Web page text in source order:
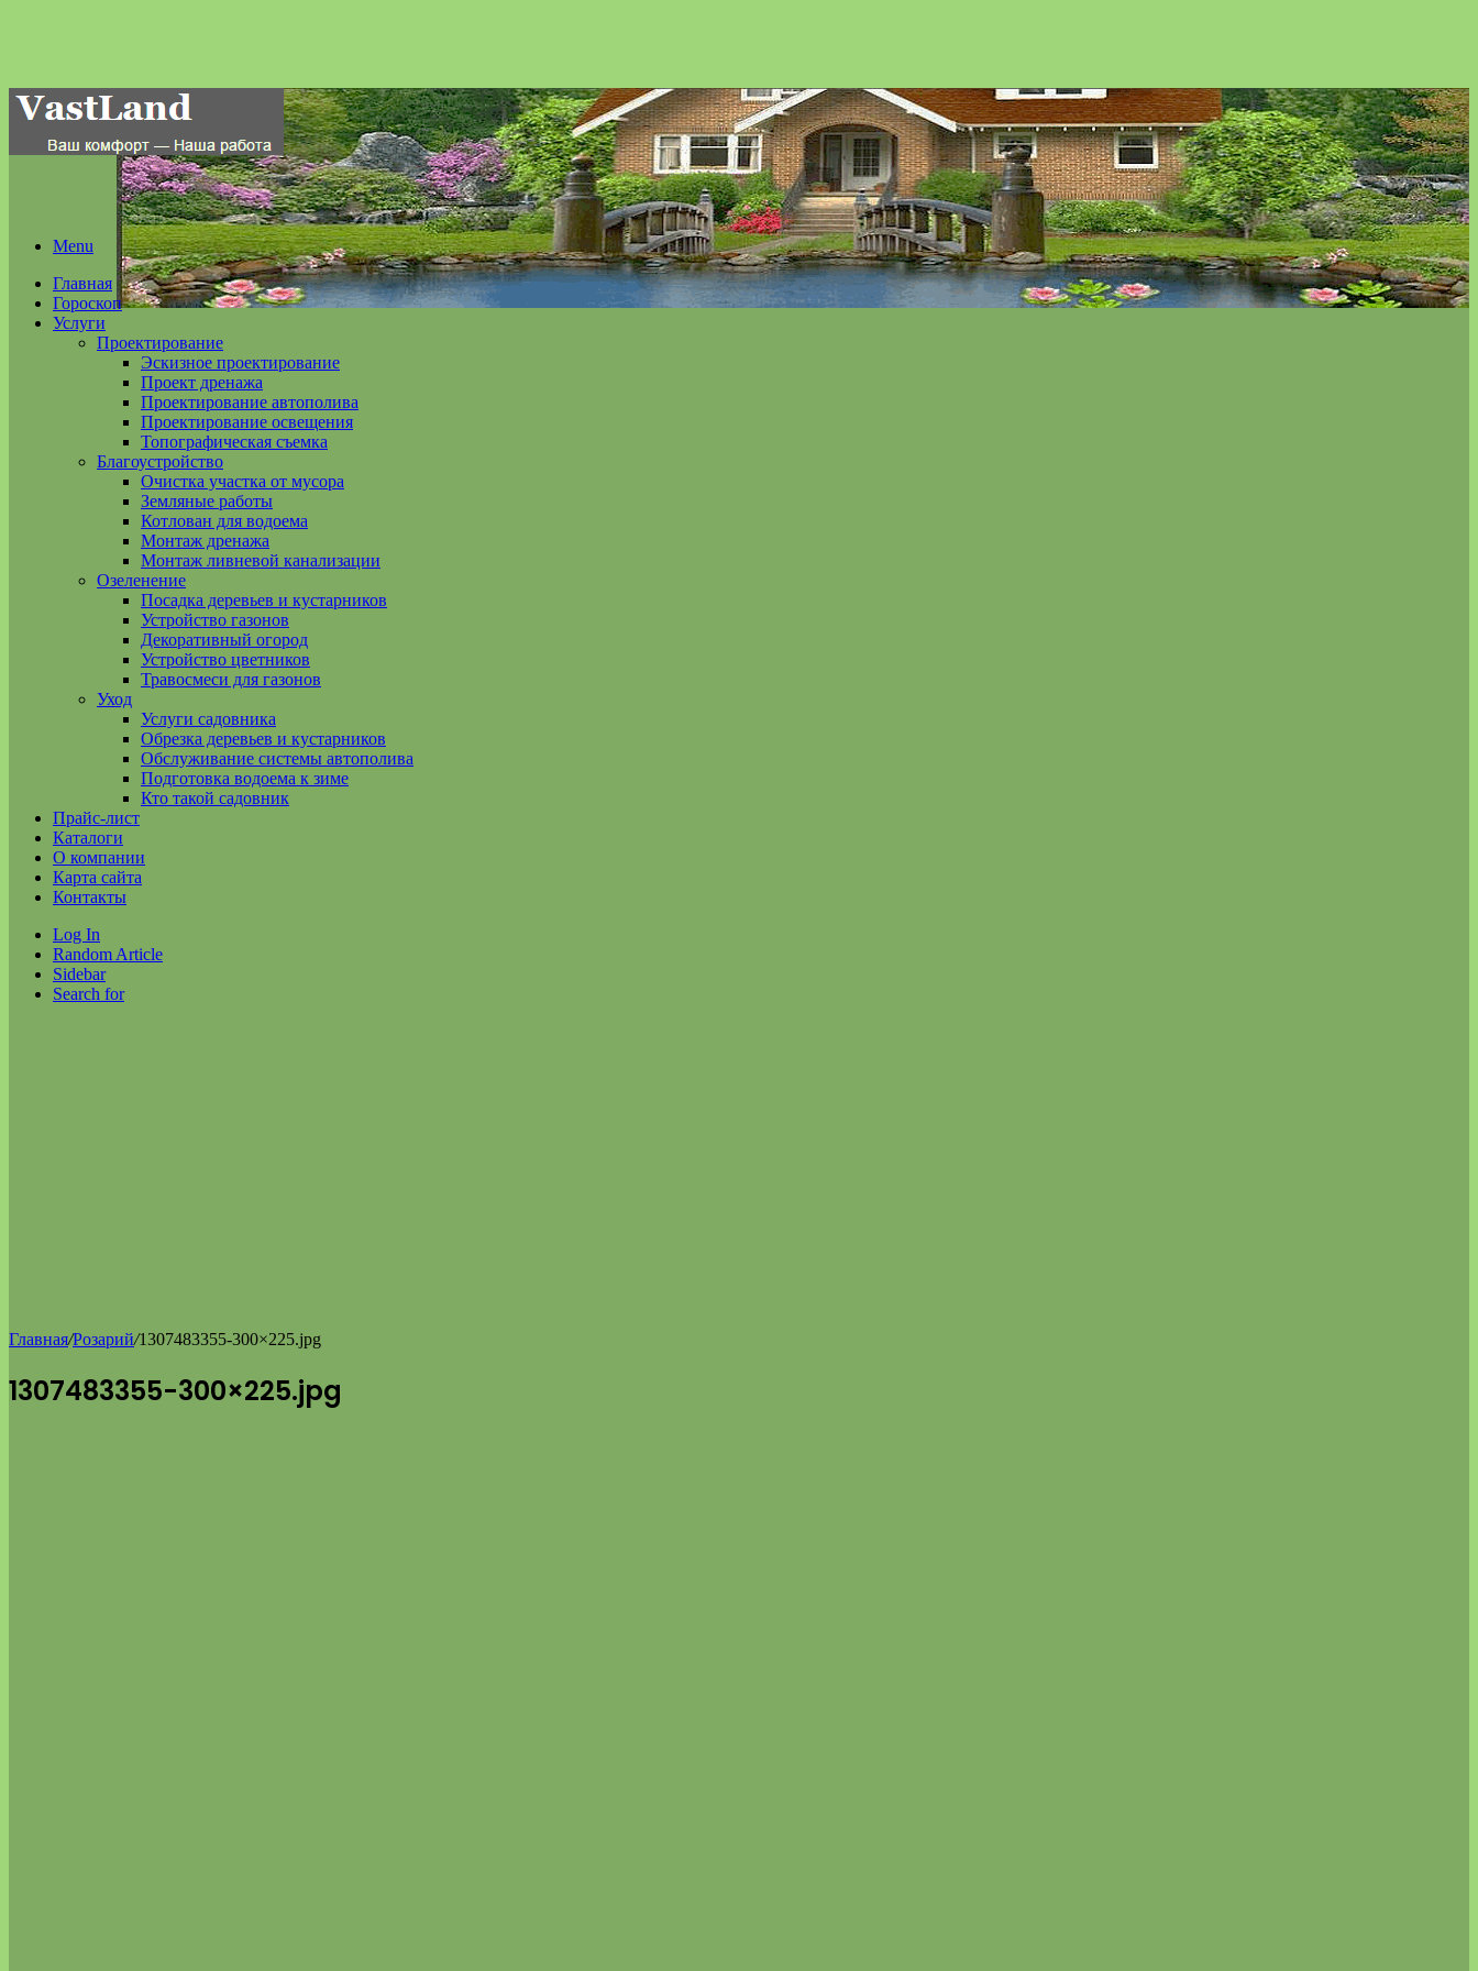
Menu
Главная
Гороскоп
Услуги
Проектирование
Эскизное проектирование
Проект дренажа
Проектирование автополива
Проектирование освещения
Топографическая съемка
Благоустройство
Очистка участка от мусора
Земляные работы
Котлован для водоема
Монтаж дренажа
Монтаж ливневой канализации
Озеленение
Посадка деревьев и кустарников
Устройство газонов
Декоративный огород
Устройство цветников
Травосмеси для газонов
Уход
Услуги садовника
Обрезка деревьев и кустарников
Обслуживание системы автополива
Подготовка водоема к зиме
Кто такой садовник
Прайс-лист
Каталоги
О компании
Карта сайта
Контакты
Log In
Random Article
Sidebar
Search for
Главная/Розарий/1307483355-300×225.jpg
1307483355-300×225.jpg